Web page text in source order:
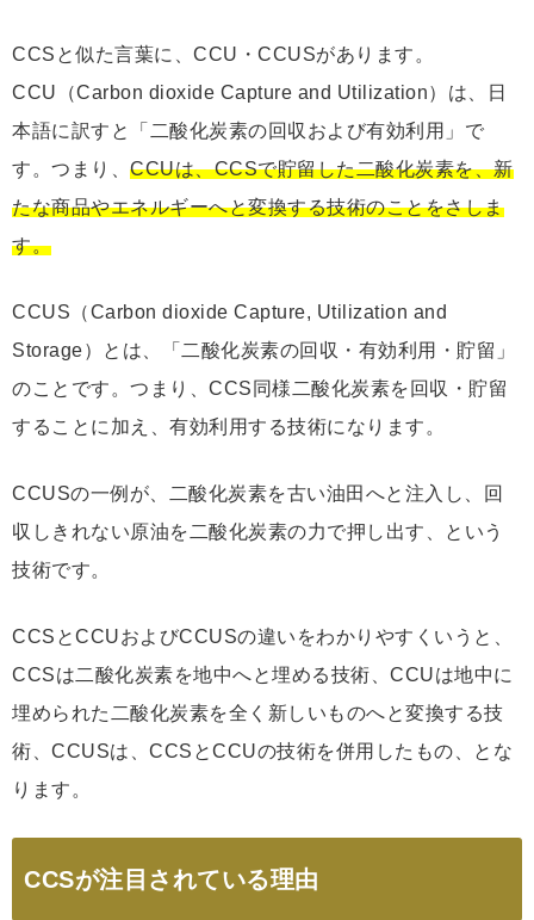
CCSと似た言葉に、CCU・CCUSがあります。
CCU（Carbon dioxide Capture and Utilization）は、日
本語に訳すと「二酸化炭素の回収および有効利用」で
す。つまり、 CCUは、CCSで貯留した二酸化炭素を、新
たな商品やエネルギーへと変換する技術のことをさしま
す。
CCUS（Carbon dioxide Capture, Utilization and
Storage）とは、「二酸化炭素の回収・有効利用・貯留」
のことです。つまり、CCS同様二酸化炭素を回収・貯留
することに加え、有効利用する技術になります。
CCUSの一例が、二酸化炭素を古い油田へと注入し、回
収しきれない原油を二酸化炭素の力で押し出す、という
技術です。
CCSとCCUおよびCCUSの違いをわかりやすくいうと、
CCSは二酸化炭素を地中へと埋める技術、CCUは地中に
埋められた二酸化炭素を全く新しいものへと変換する技
術、CCUSは、CCSとCCUの技術を併用したもの、とな
ります。
CCSが注目されている理由